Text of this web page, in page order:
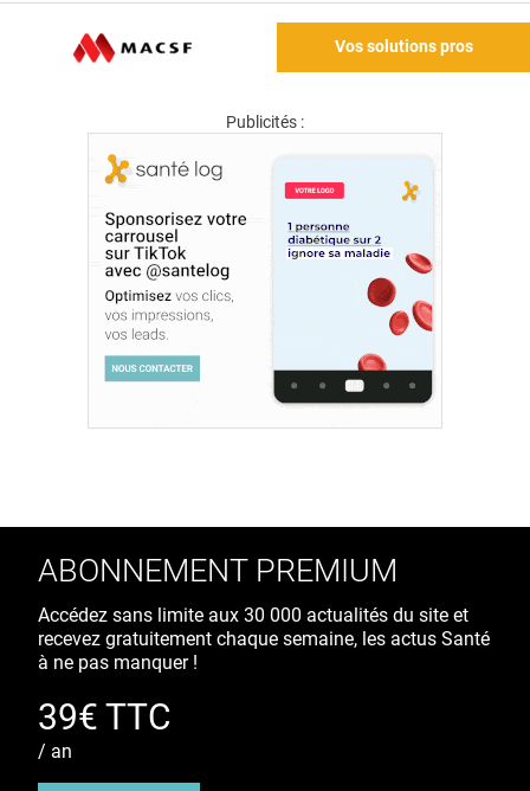
Vos solutions pros
Publicités :
ABONNEMENT PREMIUM
Accédez sans limite aux 30 000 actualités du site et
recevez gratuitement chaque semaine, les actus Santé
à ne pas manquer !
39€ TTC
/ an